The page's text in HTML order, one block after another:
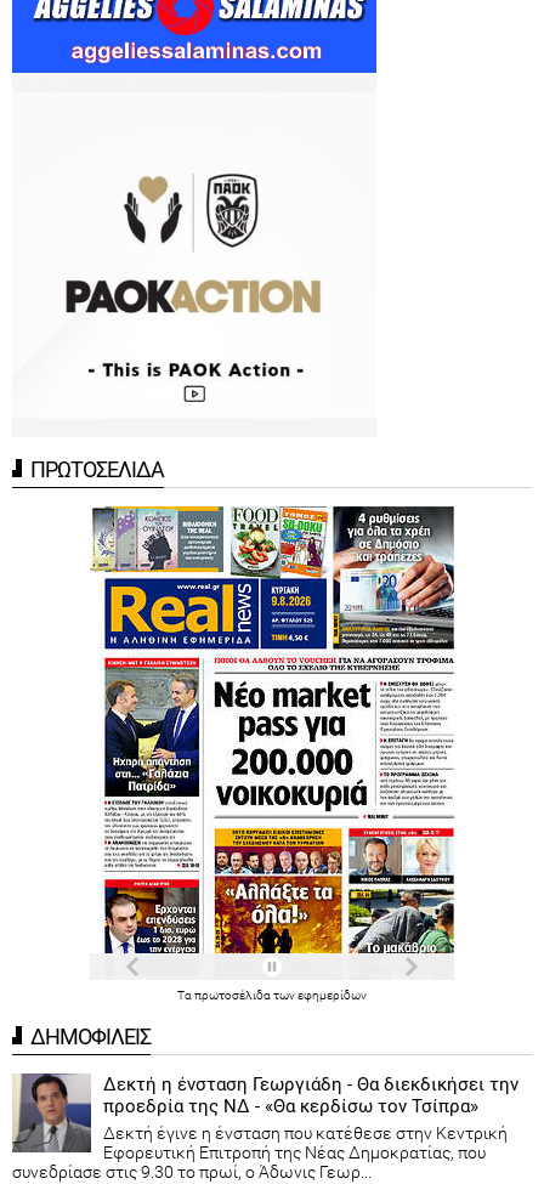
ΠΡΩΤΟΣΕΛΙΔΑ
Ταπρωτοσέλιδατωνεφημερίδων
ΔΗΜΟΦΙΛΕΙΣ
Δεκτή η ένσταση Γεωργιάδη - Θα διεκδικήσει την
προεδρία της ΝΔ - «Θα κερδίσω τον Τσίπρα»
Δεκτή έγινε η ένσταση που κατέθεσε στην Κεντρική
Εφορευτική Επιτροπή της Νέας Δημοκρατίας, που
συνεδρίασε στις 9.30 το πρωί, ο Άδωνις Γεωρ...